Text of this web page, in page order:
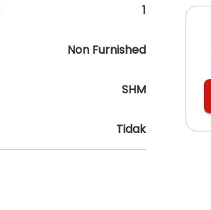
1
Non Furnished
SHM
Tidak